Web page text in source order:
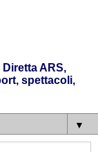
ARS,
spettacoli,
▼